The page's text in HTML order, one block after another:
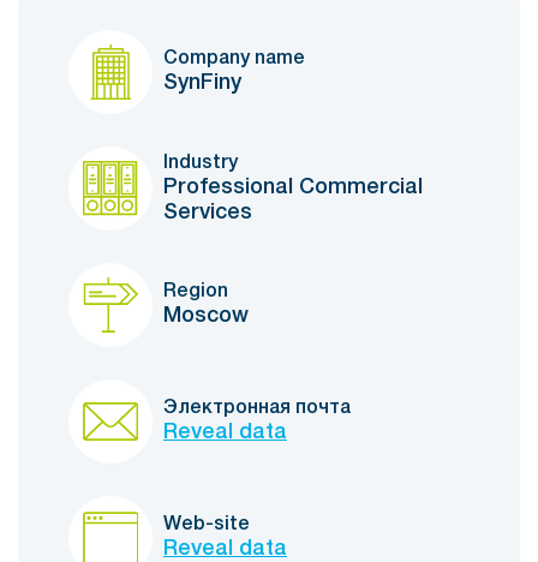
Company name
SynFiny
Industry
Professional Commercial
Services
Region
Moscow
Электронная почта
Reveal data
Web-site
Reveal data